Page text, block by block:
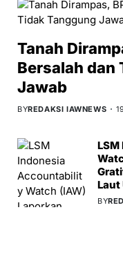
Tanah
Bersalah dan
Jawab
BYREDAKSI IAWNEWS
Laut
BY